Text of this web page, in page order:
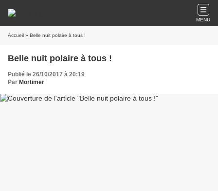
MENU
Accueil » Belle nuit polaire à tous !
Belle nuit polaire à tous !
Publié le 26/10/2017 à 20:19
Par Mortimer